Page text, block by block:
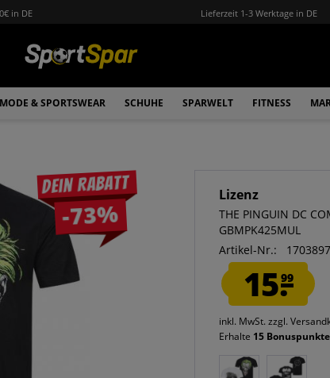
in DE Lieferzeit 1-3 Werktage in DE
MODE & SPORTSWEAR SCHUHE SPARWELT FITNESS
Dein Rabatt
-73%
Lizenz
THE PINGUIN DC
GBMPK425MUL
Artikel-Nr.:
15.99
inkl. MwSt.zzgl.
Erhalte 15